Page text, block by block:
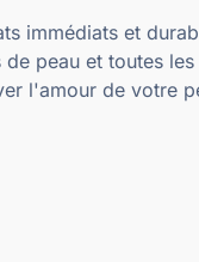
immédiats et
peau et toutes les
l'amour de votre